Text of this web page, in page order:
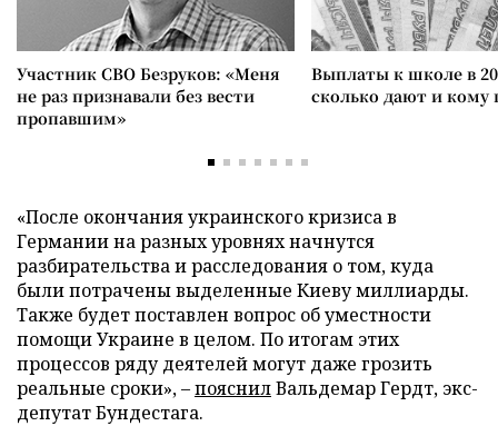
Участник СВО Безруков: «Меня
не раз признавали без вести
пропавшим»
Выплаты к школе в
сколько дают и
«После окончания украинского кризиса в
Германии на разных уровнях начнутся
разбирательства и расследования о том, куда
были потрачены выделенные Киеву миллиарды.
Также будет поставлен вопрос об уместности
помощи Украине в целом. По итогам этих
процессов ряду деятелей могут даже грозить
реальные сроки», –пояснилВальдемар Гердт, экс-
депутат Бундестага.